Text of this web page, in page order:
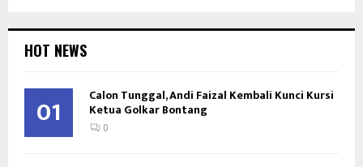
HOT NEWS
01 Calon Tunggal, Andi Faizal Kembali Kunci Kursi
Ketua Golkar Bontang
0